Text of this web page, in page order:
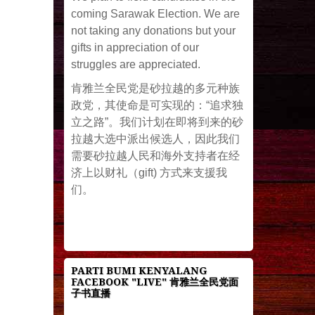
coming Sarawak Election. We are
not taking any donations but your
gifts in appreciation of our
struggles are appreciated.
肯雅兰全民党是砂拉越的多元种族
政党，其使命是可实现的：“追求独
立之路”。我们计划在即将到来的砂
拉越大选中派出候选人，因此我们
需要砂拉越人民和海外支持者在经
济上以财礼（gift) 方式来支援我
们。
PARTI BUMI KENYALANG
FACEBOOK "LIVE" 肯雅兰全民党面
子书直播